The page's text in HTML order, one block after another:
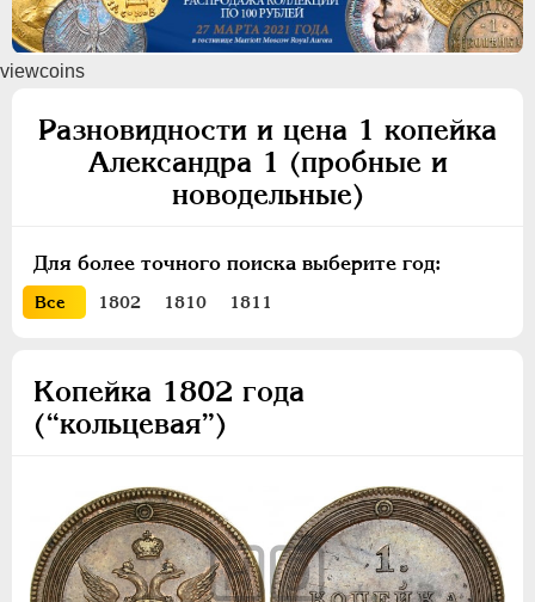
viewcoins
Разновидности и цена 1 копейка
Александра 1 (пробные и
новодельные)
Для более точного поиска выберите год:
Все 1802 1810 1811
Копейка 1802 года
(“кольцевая”)
ПEТР I 1699 - 1725
ЕКАТЕРИНА I
АННА ИОАННОВНА 1730-1740
ИОАНН АНТОНОВИЧ 1740-1741
1741-1762
ЕКАТЕРИНА II 1762-1796
ПАВЕЛ I 1796-1801
Золото
Серебро
Пробные и новодельные
1 рубль
10 копеек